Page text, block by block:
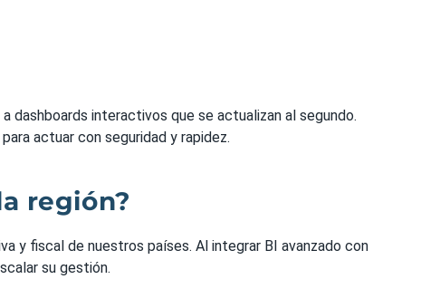
dashboards interactivos que se actualizan al segundo.
actuar con seguridad y rapidez.
región?
y fiscal de nuestros países. Al integrar BI avanzado con
su gestión.